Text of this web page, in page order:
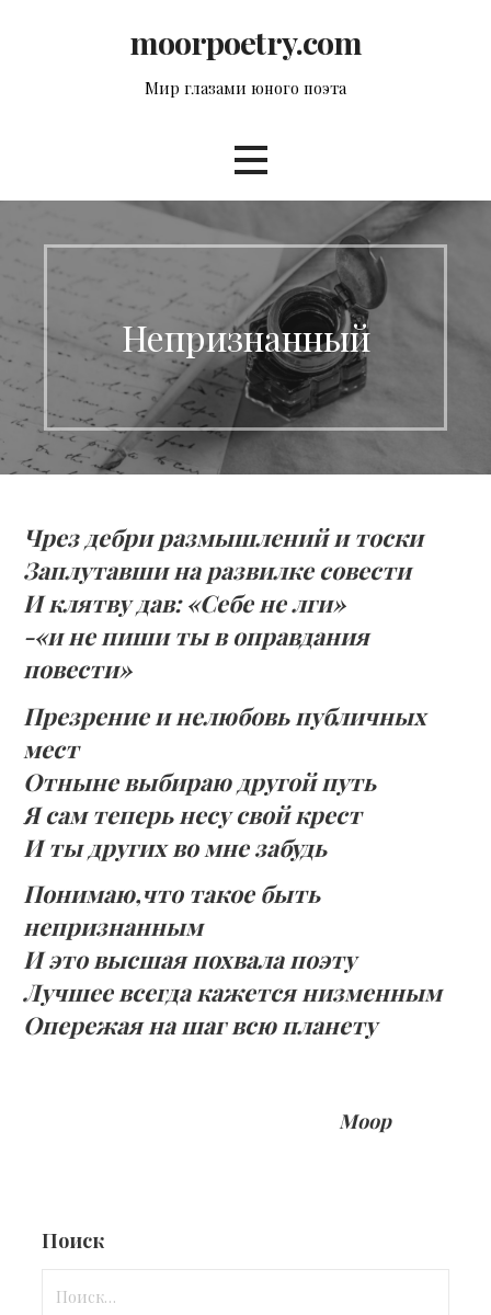
moorpoetry.com
Мир глазами юного поэта
Непризнанный
Чрез дебри размышлений и тоски
Заплутавши на развилке совести
И клятву дав: «Себе не лги»
-«и не пиши ты в оправдания
повести»
Презрение и нелюбовь публичных
мест
Отныне выбираю другой путь
Я сам теперь несу свой крест
И ты других во мне забудь
Понимаю,что такое быть
непризнанным
И это высшая похвала поэту
Лучшее всегда кажется низменным
Опережая на шаг всю планету
Моор
Поиск